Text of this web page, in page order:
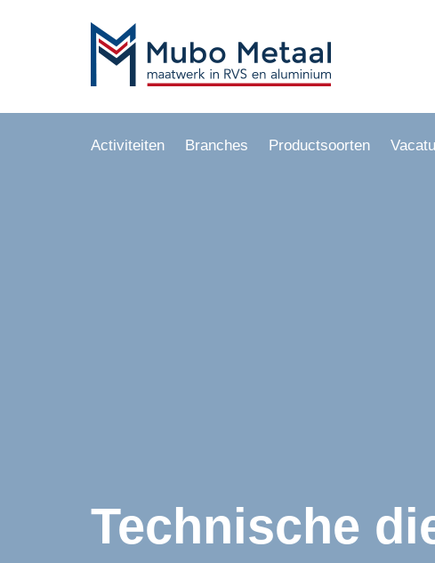
Activiteiten Branches Productsoorten
Technische